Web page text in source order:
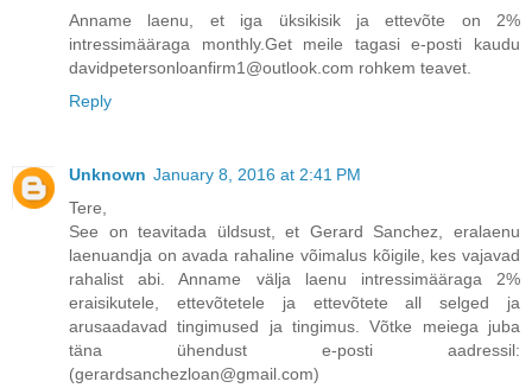
Anname laenu, et iga üksikisik ja ettevõte on 2%
intressimääraga monthly.Get meile tagasi e-posti kaudu
davidpetersonloanfirm1@outlook.com rohkem teavet.
Reply
Unknown January 8, 2016 at 2:41 PM
Tere,
See on teavitada üldsust, et Gerard Sanchez, eralaenu
laenuandja on avada rahaline võimalus kõigile, kes vajavad
rahalist abi. Anname välja laenu intressimääraga 2%
eraisikutele, ettevõtetele ja ettevõtete all selged ja
arusaadavad tingimused ja tingimus. Võtke meiega juba
täna ühendust e-posti aadressil:
(gerardsanchezloan@gmail.com)